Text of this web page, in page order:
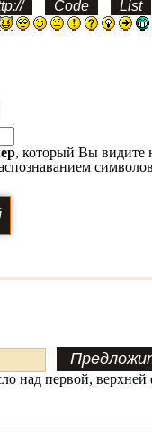
, который Вы видите
над первой,